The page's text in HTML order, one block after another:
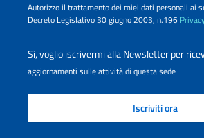
Autorizzo il trattamento dei miei dati personali ai
Decreto Legislativo 30 giugno 2003, n.196
Sì, voglio iscrivermi alla Newsletter per
aggiornamenti sulle attività di questa sede